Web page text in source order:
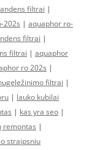
filtrai |
202s | aquaphor ro-
filtrai |
filtrai | aquaphor
ro 202s |
filtrai |
| lauko kubilai
| kas yra seo |
remontas |
straipsniu